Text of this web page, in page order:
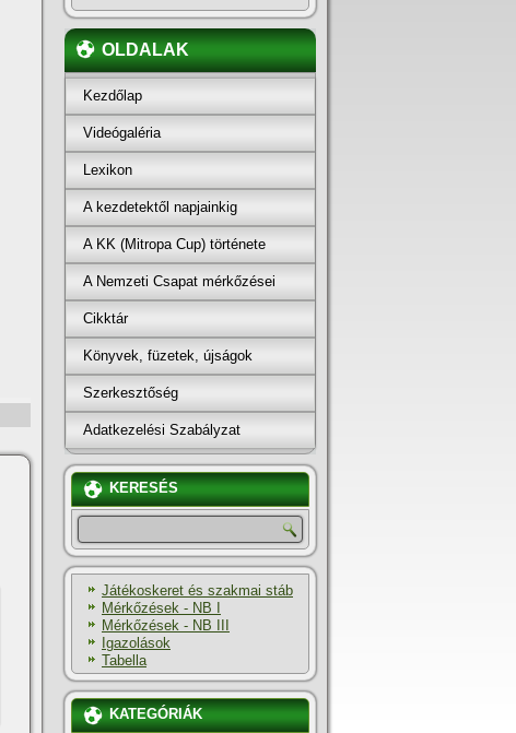
OLDALAK
Kezdőlap
Videógaléria
Lexikon
A kezdetektől napjainkig
A KK (Mitropa Cup) története
A Nemzeti Csapat mérkőzései
Cikktár
Könyvek, füzetek, újságok
Szerkesztőség
Adatkezelési Szabályzat
KERESÉS
Játékoskeret és szakmai stáb
Mérkőzések - NB I
Mérkőzések - NB III
Igazolások
Tabella
KATEGÓRIÁK